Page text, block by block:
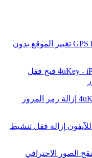
تغيير الموقع بدون
4uKey - فتح قفل
إزالة رمز المرور
إزالة قفل تنشيط
الصور الاحترافي